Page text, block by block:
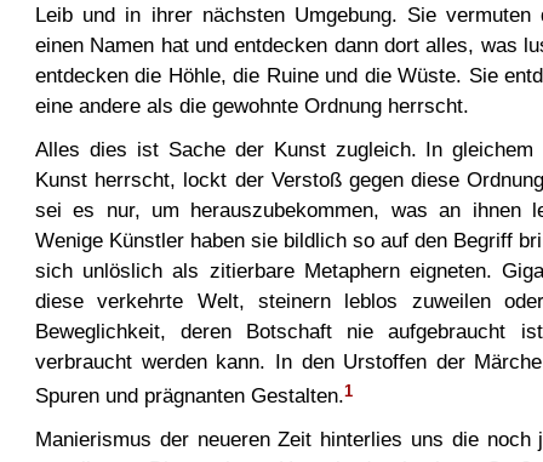
Leib und in ihrer nächsten Umgebung. Sie
einen Namen hat und entdecken dann dort alles, was
entdecken die Höhle, die Ruine und die Wüste. Sie
eine andere als die gewohnte Ordnung herrscht.
Alles dies ist Sache der Kunst zugleich. In
Kunst herrscht, lockt der Verstoß gegen diese
sei es nur, um herauszubekommen, was an ihnen
Wenige Künstler haben sie bildlich so auf den Begriff
sich unlöslich als zitierbare Metaphern eigneten.
diese verkehrte Welt, steinern leblos zuweilen
Beweglichkeit, deren Botschaft nie aufgebraucht
verbraucht werden kann. In den Urstoffen der
Spuren und prägnanten Gestalten.1
Manierismus der neueren Zeit hinterlies uns die noch